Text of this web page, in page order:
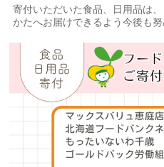
寄付いただいた食品、日用品は
かたへお届けできるよう今後も努